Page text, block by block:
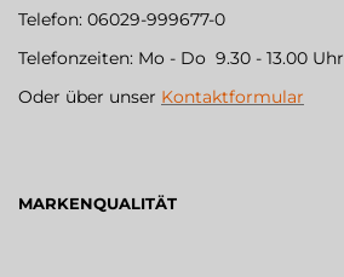
Telefon: 06029-999677-0
Telefonzeiten: Mo - Do 9.30 - 13.00 Uhr
Oder über unser Kontaktformular
MARKENQUALITÄT